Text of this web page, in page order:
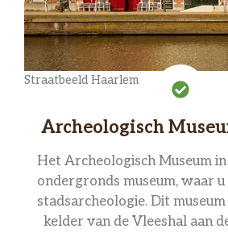
Straatbeeld Haarlem
Archeologisch
Het Archeologisch Museum
ondergronds museum, waar
stadsarcheologie. Dit
kelder van de Vleeshal aan